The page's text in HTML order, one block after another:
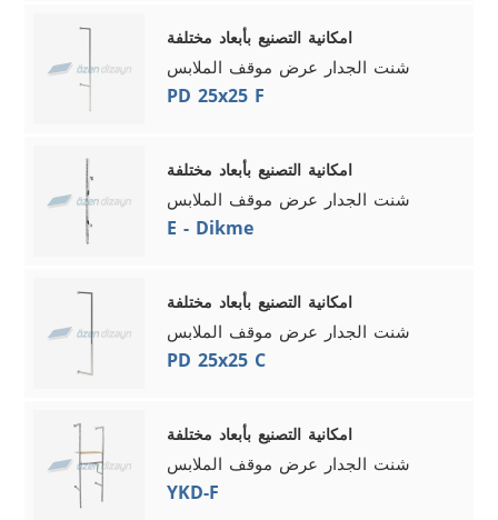
امكانية التصنيع بأبعاد مختلفة
شنت الجدار عرض موقف الملابس
PD 25x25 F
امكانية التصنيع بأبعاد مختلفة
شنت الجدار عرض موقف الملابس
E - Dikme
امكانية التصنيع بأبعاد مختلفة
شنت الجدار عرض موقف الملابس
PD 25x25 C
امكانية التصنيع بأبعاد مختلفة
شنت الجدار عرض موقف الملابس
YKD-F